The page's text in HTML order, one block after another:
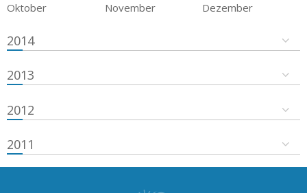
Oktober
November Dezember
2014
2013
2012
2011